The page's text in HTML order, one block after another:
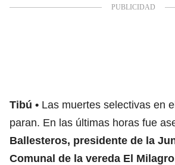
Tibú
Las muertes selectivas en
paran. En las últimas horas fue
Ballesteros, presidente de la
Comunal de la vereda El